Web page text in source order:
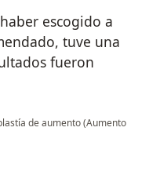
escogido a
tuve una
fueron
de aumento (Aumento